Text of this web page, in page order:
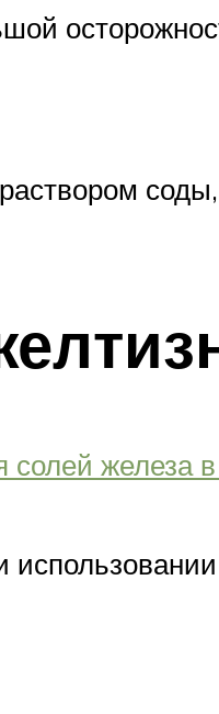
солей железа